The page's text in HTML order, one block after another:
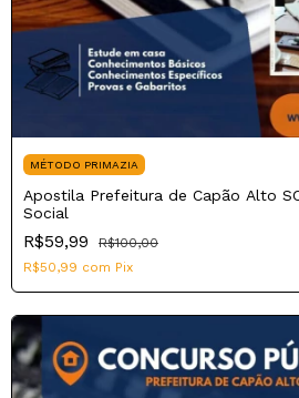
MÉTODO PRIMAZIA
Apostila Prefeitura de Capão Alto
Social
R$59,99
R$100,00
R$50,99 com Pix